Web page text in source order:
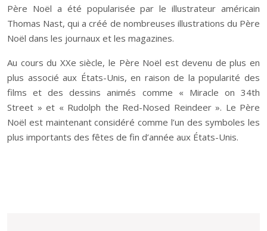
Père Noël a été popularisée par le illustrateur américain
Thomas Nast, qui a créé de nombreuses illustrations du Père
Noël dans les journaux et les magazines.
Au cours du XXe siècle, le Père Noël est devenu de plus en
plus associé aux États-Unis, en raison de la popularité des
films et des dessins animés comme « Miracle on 34th
Street » et « Rudolph the Red-Nosed Reindeer ». Le Père
Noël est maintenant considéré comme l’un des symboles les
plus importants des fêtes de fin d’année aux États-Unis.